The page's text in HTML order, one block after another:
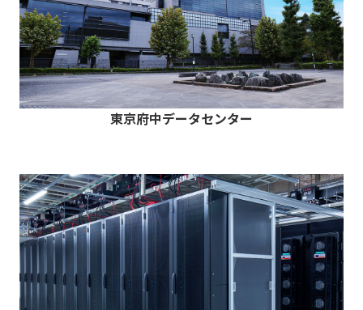
東京府中データセンター